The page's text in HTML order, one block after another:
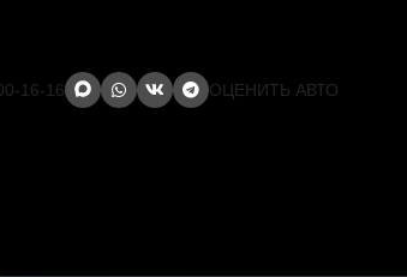
16-16 ОЦЕНИТЬ АВТО